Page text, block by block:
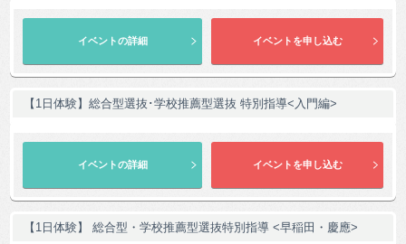
【1日体験】総合型選抜･学校推薦型選抜 特別指導<入門編>
【1日体験】 総合型・学校推薦型選抜特別指導 <早稲田・慶應>